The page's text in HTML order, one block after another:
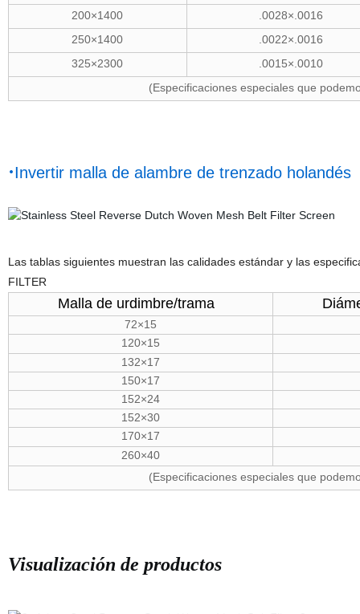
200×1400
.0028×.0016
250×1400
.0022×.0016
325×2300
.0015×.0010
(Especificaciones especiales que
·Invertir malla de alambre de trenzado holandés
Las tablas siguientes muestran las calidades estándar y las
FILTER
Malla de urdimbre/trama
72×15
120×15
132×17
150×17
152×24
152×30
170×17
260×40
(Especificaciones especiales que
Visualización de productos